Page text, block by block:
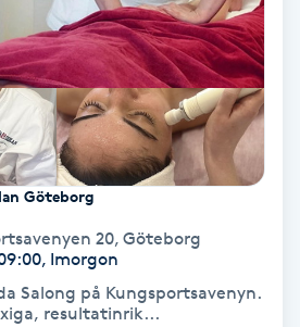
Göteborg
20, Göteborg
Imorgon
Salong på Kungsportsavenyn.
resultatinrik...